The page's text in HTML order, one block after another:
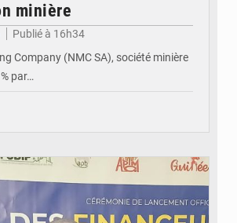
minière
Publié à 16h34
Company (NMC SA), société minière
par…